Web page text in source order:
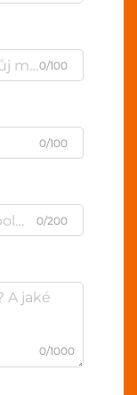
0/100
0/100
0/200
0/1000